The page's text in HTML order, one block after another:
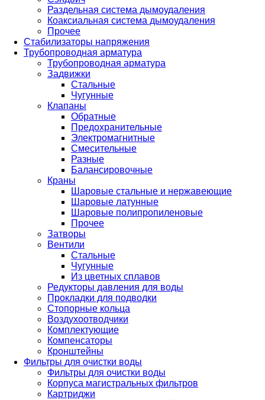
Раздельная система дымоудаления
Коаксиальная система дымоудаления
Прочее
Стабилизаторы напряжения
Трубопроводная арматура
Трубопроводная арматура
Задвижки
Стальные
Чугунные
Клапаны
Обратные
Предохранительные
Электромагнитные
Смесительные
Разные
Балансировочные
Краны
Шаровые стальные и нержавеющие
Шаровые латунные
Шаровые полипропиленовые
Прочее
Затворы
Вентили
Стальные
Чугунные
Из цветных сплавов
Редукторы давления для воды
Прокладки для подводки
Стопорные кольца
Воздухоотводчики
Комплектующие
Компенсаторы
Кронштейны
Фильтры для очистки воды
Фильтры для очистки воды
Корпуса магистральных фильтров
Картриджи